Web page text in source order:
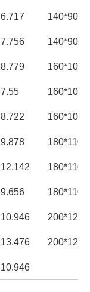
6.717
7.756
8.779
7.55
8.722
9.878
12.142
9.656
10.946
13.476
10.946